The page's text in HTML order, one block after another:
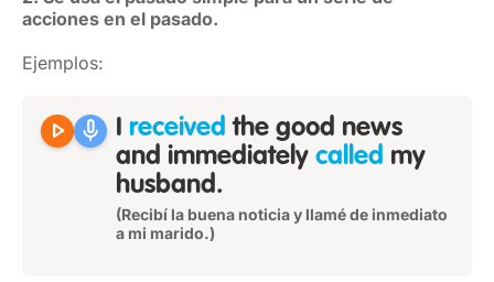
acciones en el pasado.
Ejemplos:
play_arrow mic I received the good news
and immediately called my
husband.
(Recibí la buena noticia y llamé de inmediato
a mi marido.)